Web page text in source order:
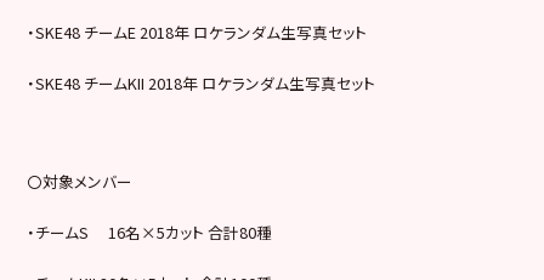
・SKE48 チームE 2018年 ロケランダム生写真セット
・SKE48 チームKII 2018年 ロケランダム生写真セット
〇対象メンバー
・チームS 16名×5カット 合計80種